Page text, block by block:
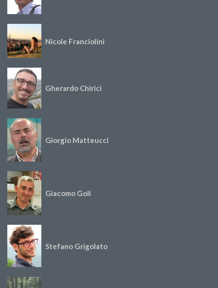
Nicole Franciolini
Gherardo Chirici
Giorgio Matteucci
Giacomo Goli
Stefano Grigolato